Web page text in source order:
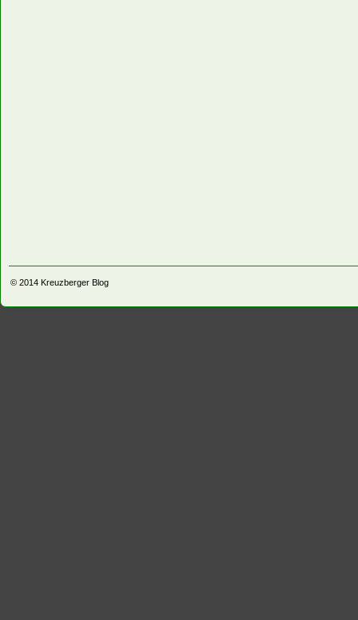
© 2014 Kreuzberger Blog